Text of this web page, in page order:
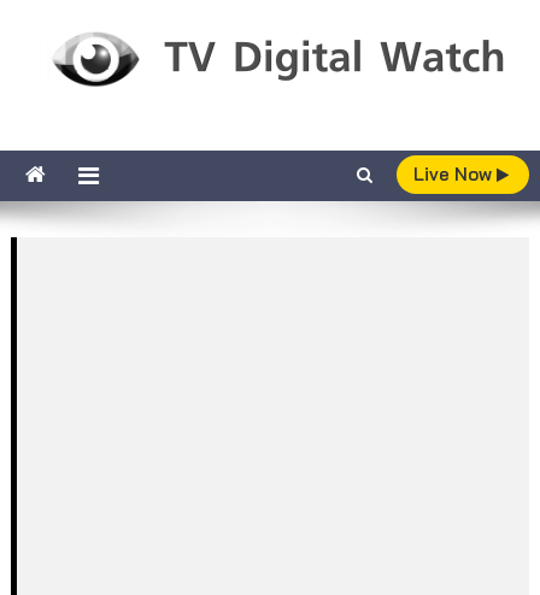
Live Now